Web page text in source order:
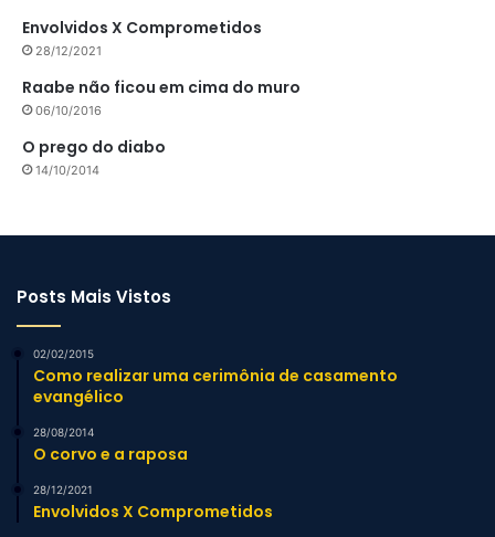
Envolvidos X Comprometidos
28/12/2021
Raabe não ficou em cima do muro
06/10/2016
O prego do diabo
14/10/2014
Posts Mais Vistos
02/02/2015
Como realizar uma cerimônia de casamento
evangélico
28/08/2014
O corvo e a raposa
28/12/2021
Envolvidos X Comprometidos